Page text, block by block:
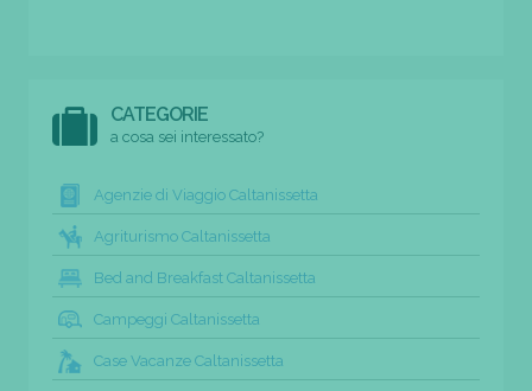
CATEGORIE
a cosa sei interessato?
Agenzie di Viaggio Caltanissetta
Agriturismo Caltanissetta
Bed and Breakfast Caltanissetta
Campeggi Caltanissetta
Case Vacanze Caltanissetta